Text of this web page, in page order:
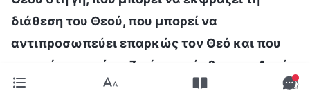
διάθεση του Θεού, που μπορεί να
αντιπροσωπεύει επαρκώς τον Θεό και που
μπορεί να παρέχει ζωή στον άνθρωπο. Αργά
ή γρήγορα, θα ακολουθήσει η πτώση όλων